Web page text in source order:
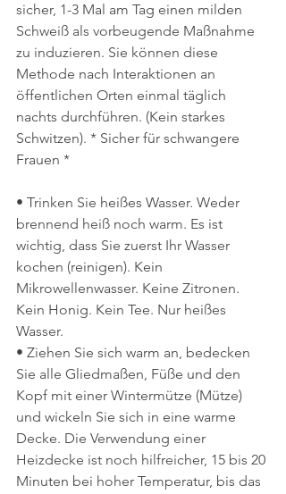
sicher, 1-3 Mal am Tag einen milden
Schweiß als vorbeugende Maßnahme
zu induzieren. Sie können diese
Methode nach Interaktionen an
öffentlichen Orten einmal täglich
nachts durchführen. (Kein starkes
Schwitzen). * Sicher für schwangere
Frauen *
• Trinken Sie heißes Wasser. Weder
brennend heiß noch warm. Es ist
wichtig, dass Sie zuerst Ihr Wasser
kochen (reinigen). Kein
Mikrowellenwasser. Keine Zitronen.
Kein Honig. Kein Tee. Nur heißes
Wasser.
• Ziehen Sie sich warm an, bedecken
Sie alle Gliedmaßen, Füße und den
Kopf mit einer Wintermütze (Mütze)
und wickeln Sie sich in eine warme
Decke. Die Verwendung einer
Heizdecke ist noch hilfreicher, 15 bis 20
Minuten bei hoher Temperatur, bis das